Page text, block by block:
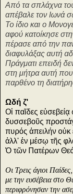
Από τα σπλάχνα
απέβαλε τον Ιωνά
Το ίδιο και ο
αφού κατοίκησε
πέρασε από την
διαφυλάξας αυτή
Πράγματι επειδή
στη μήτρα αυτή
παρθένο τη
Ωδή ζ'
Οἱ παῖδες εὐσεβείᾳ
δυσσεβοῦς
πυρός ἀπειλήν
ἀλλ' ἐν μέσῳ τῆς
Ὁ τῶν Πατέρων
Οι Τρεις άγιοι
με την ευσέβεια στο
περιφρόνησαν την